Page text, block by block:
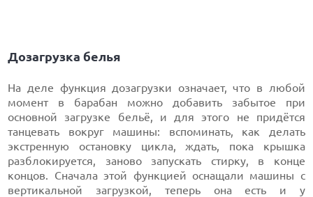
Дозагрузка белья
На деле функция дозагрузки означает, что в любой
момент в барабан можно добавить забытое при
основной загрузке бельё, и для этого не придётся
танцевать вокруг машины: вспоминать, как делать
экстренную остановку цикла, ждать, пока крышка
разблокируется, заново запускать стирку, в конце
концов. Сначала этой функцией оснащали машины с
вертикальной загрузкой, теперь она есть и у